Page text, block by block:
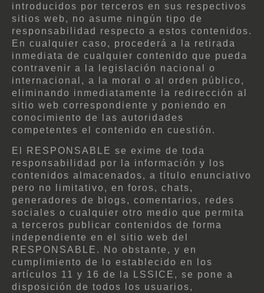
introducidos por terceros en sus respectivos
sitios web, no asume ningún tipo de
responsabilidad respecto a estos contenidos.
En cualquier caso, procederá a la retirada
inmediata de cualquier contenido que pueda
contravenir a la legislación nacional o
internacional, a la moral o al orden público,
eliminando inmediatamente la redirección al
sitio web correspondiente y poniendo en
conocimiento de las autoridades
competentes el contenido en cuestión.
El RESPONSABLE se exime de toda
responsabilidad por la información y los
contenidos almacenados, a título enunciativo
pero no limitativo, en foros, chats,
generadores de blogs, comentarios, redes
sociales o cualquier otro medio que permita
a terceros publicar contenidos de forma
independiente en el sitio web del
RESPONSABLE. No obstante, y en
cumplimiento de lo establecido en los
artículos 11 y 16 de la LSSICE, se pone a
disposición de todos los usuarios,